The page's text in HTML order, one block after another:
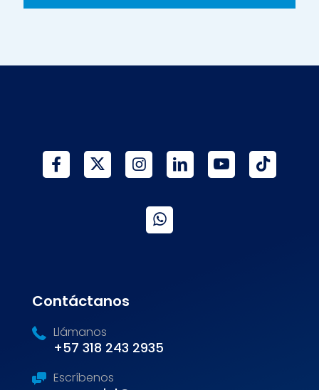
Contáctanos
Llámanos
+57 318 243 2935
Escríbenos